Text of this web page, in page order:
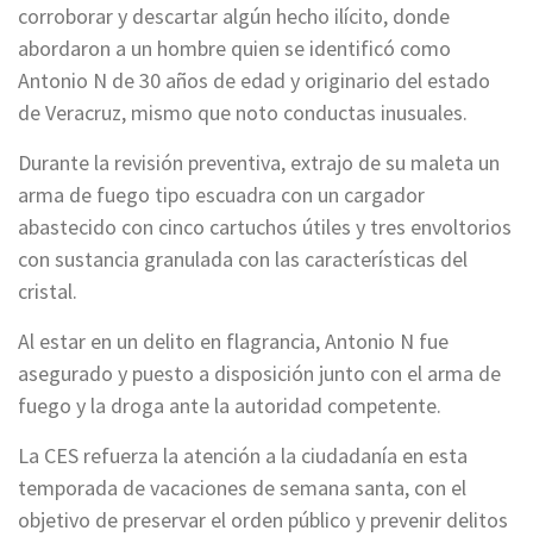
corroborar y descartar algún hecho ilícito, donde
abordaron a un hombre quien se identificó como
Antonio N de 30 años de edad y originario del estado
de Veracruz, mismo que noto conductas inusuales.
Durante la revisión preventiva, extrajo de su maleta un
arma de fuego tipo escuadra con un cargador
abastecido con cinco cartuchos útiles y tres envoltorios
con sustancia granulada con las características del
cristal.
Al estar en un delito en flagrancia, Antonio N fue
asegurado y puesto a disposición junto con el arma de
fuego y la droga ante la autoridad competente.
La CES refuerza la atención a la ciudadanía en esta
temporada de vacaciones de semana santa, con el
objetivo de preservar el orden público y prevenir delitos